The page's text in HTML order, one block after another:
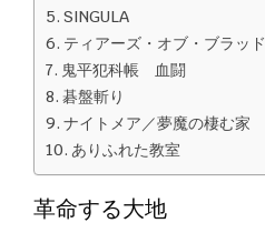
SINGULA
ティアーズ・オブ・ブラッド
鬼平犯科帳 血闘
碁盤斬り
ナイトメア／夢魔の棲む家
ありふれた教室
革命する大地